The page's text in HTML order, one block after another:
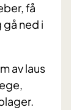
få
ned i
av laus